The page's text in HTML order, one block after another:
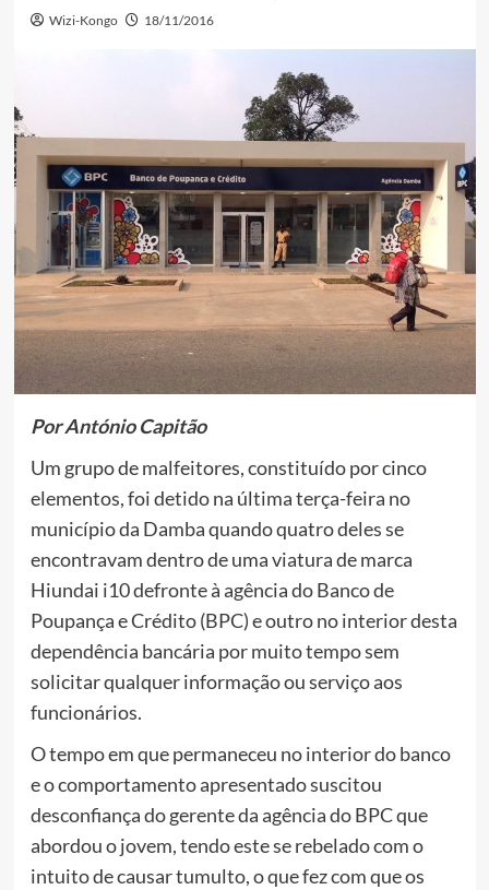
Wizi-Kongo 18/11/2016
Por António Capitão
Um grupo de malfeitores, constituído por cinco
elementos, foi detido na última terça-feira no
município da Damba quando quatro deles se
encontravam dentro de uma viatura de marca
Hiundai i10 defronte à agência do Banco de
Poupança e Crédito (BPC) e outro no interior desta
dependência bancária por muito tempo sem
solicitar qualquer informação ou serviço aos
funcionários.
O tempo em que permaneceu no interior do banco
e o comportamento apresentado suscitou
desconfiança do gerente da agência do BPC que
abordou o jovem, tendo este se rebelado com o
intuito de causar tumulto, o que fez com que os